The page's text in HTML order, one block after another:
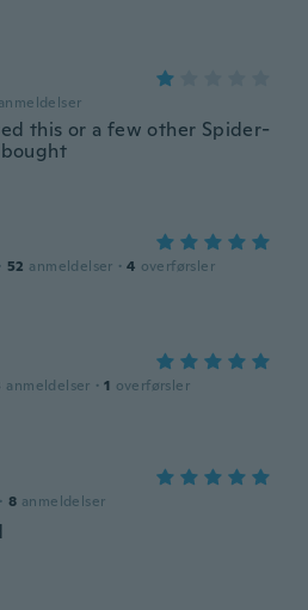
anmeldelser
this or a few other Spider-
· 52 anmeldelser · 4 overførsler
anmeldelser · 1 overførsler
· 8 anmeldelser